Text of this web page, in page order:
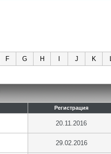
F G H J K
Регистрация
20.11.2016
29.02.2016